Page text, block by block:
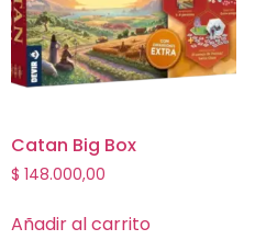
Catan Big Box
$ 148.000,00
Añadir al carrito